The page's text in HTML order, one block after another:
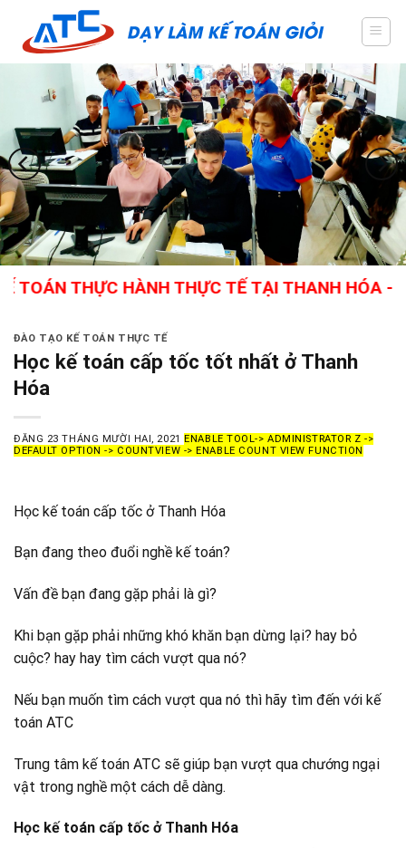
content
THỰC HÀNH THỰC TẾ TẠI THANH HÓA - GIÁO
ĐÀO TẠO KẾ TOÁN THỰC TẾ
Học kế toán cấp tốc tốt nhất ở Thanh
Hóa
ĐĂNG 23 THÁNG MƯỜI HAI, 2021 ENABLE TOOL-> ADMINISTRATOR Z ->
DEFAULT OPTION -> COUNTVIEW -> ENABLE COUNT VIEW FUNCTION
Học kế toán cấp tốc ở Thanh Hóa
Bạn đang theo đuổi nghề kế toán?
Vấn đề bạn đang gặp phải là gì?
Khi bạn gặp phải những khó khăn bạn dừng lại? hay bỏ
cuộc? hay hay tìm cách vượt qua nó?
Nếu bạn muốn tìm cách vượt qua nó thì hãy tìm đến với kế
toán ATC
Trung tâm kế toán ATC sẽ giúp bạn vượt qua chướng ngại
vật trong nghề một cách dễ dàng.
Học kế toán cấp tốc ở Thanh Hóa